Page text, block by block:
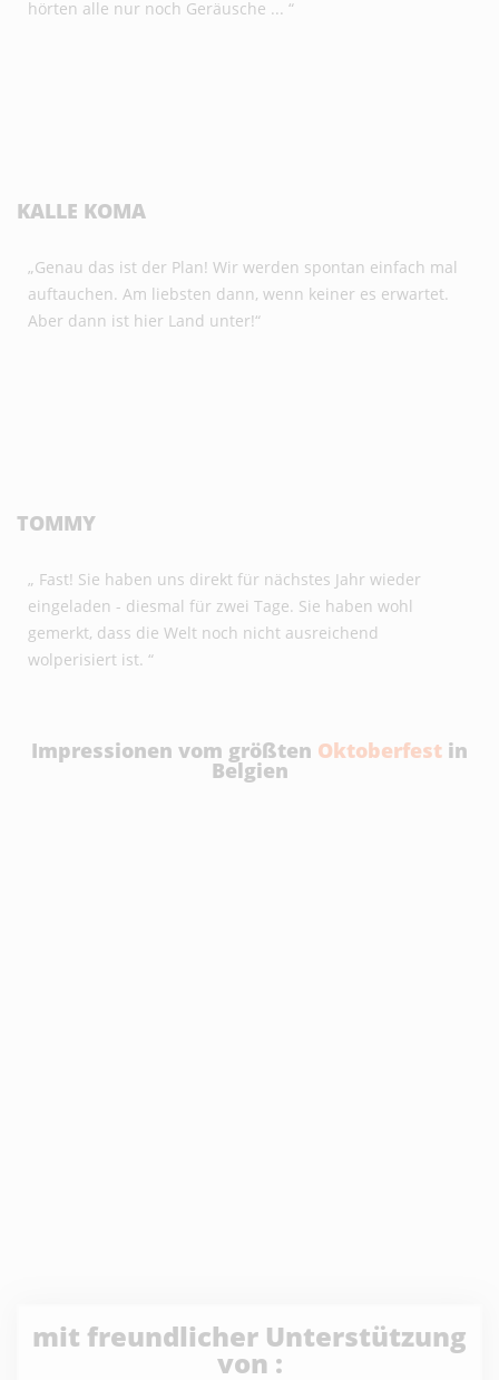
hörten alle nur noch Geräusche ... “
KALLE KOMA
„Genau das ist der Plan! Wir werden spontan einfach mal
auftauchen. Am liebsten dann, wenn keiner es erwartet.
Aber dann ist hier Land unter!“
TOMMY
„ Fast! Sie haben uns direkt für nächstes Jahr wieder
eingeladen - diesmal für zwei Tage. Sie haben wohl
gemerkt, dass die Welt noch nicht ausreichend
wolperisiert ist. “
Impressionen vom größten Oktoberfest in
Belgien
mit freundlicher Unterstützung
von :